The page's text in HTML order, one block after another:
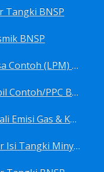
Tangki BNSP
BNSP
Sertifikasi Petugas Pemeriksa Contoh (LPM) Minyak Mentah BNSP
Sertifikasi Petugas Pengambil Contoh/PPC BNSP
Sertifikasi Petugas Pengendali Emisi Gas & Kebisingan Industri Migas BNSP
Sertifikasi Petugas Pengukur Isi Tangki Minyak Bumi dan Hasil Olahan BNSP